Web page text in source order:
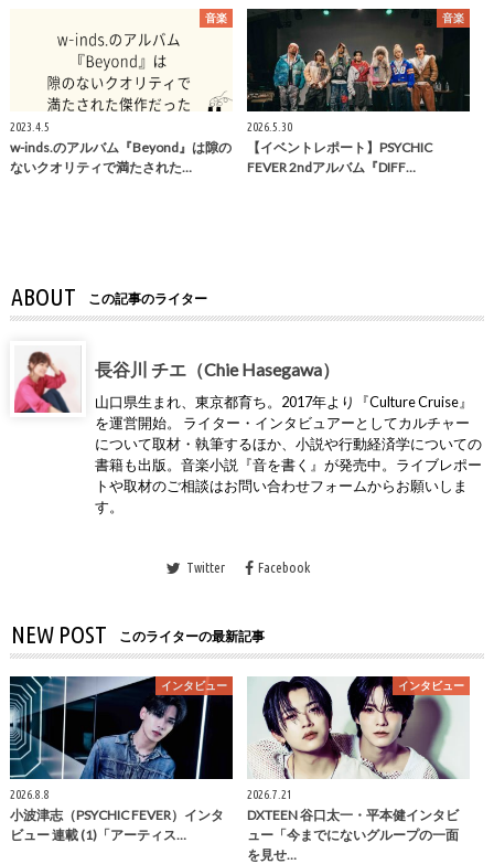
音楽
2023.4.5
w-inds.のアルバム『Beyond』は隙の
ないクオリティで満たされた…
音楽
2026.5.30
【イベントレポート】PSYCHIC
FEVER 2ndアルバム『DIFF…
ABOUT この記事のライター
長谷川 チエ（Chie Hasegawa）
山口県生まれ、東京都育ち。2017年より『Culture Cruise』
を運営開始。 ライター・インタビュアーとしてカルチャー
について取材・執筆するほか、小説や行動経済学についての
書籍も出版。音楽小説『音を書く』が発売中。ライブレポー
トや取材のご相談はお問い合わせフォームからお願いしま
す。
Twitter Facebook
NEW POST このライターの最新記事
インタビュー
2026.8.8
小波津志（PSYCHIC FEVER）インタ
ビュー 連載 (1)「アーティス…
インタビュー
2026.7.21
DXTEEN 谷口太一・平本健インタビ
ュー「今までにないグループの一面
を見せ…